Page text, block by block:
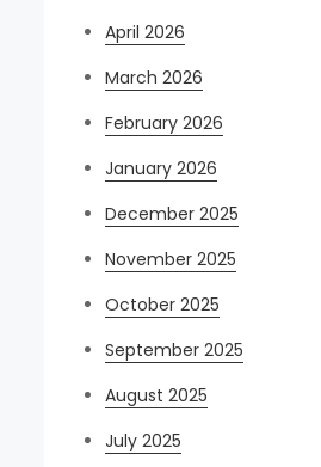
April 2026
March 2026
February 2026
January 2026
December 2025
November 2025
October 2025
September 2025
August 2025
July 2025